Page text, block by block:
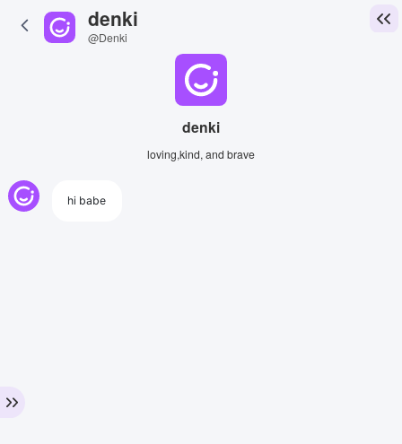
denki
@Denki
denki
loving,kind, and brave
hi babe